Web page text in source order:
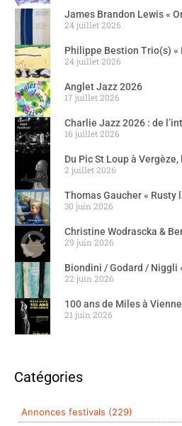
James Brandon Lewis «
24 juillet 2026
Philippe Bestion Trio(s) «
24 juillet 2026
Anglet Jazz 2026
17 juillet 2026
Charlie Jazz 2026 : de
16 juillet 2026
Du Pic St Loup à
2 juillet 2026
Thomas Gaucher « Rusty
30 juin 2026
Christine Wodrascka &
29 juin 2026
Biondini / Godard / Niggli
22 juin 2026
100 ans de Miles à Vienne
21 juin 2026
Catégories
Annonces festivals (229)